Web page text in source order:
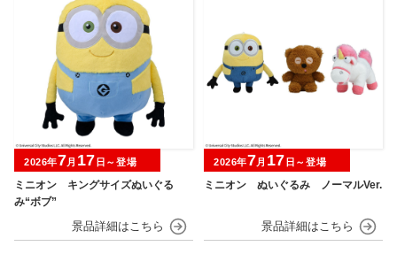
ミニオン キングサイズぬいぐる
み“ボブ”
2026年7月 17 日～登場
ミニオン ぬいぐるみ ノーマルVer.
2026年7月 17 日～登場